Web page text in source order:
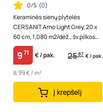
0/5 (0)
Keraminės sienų plytelės
CERSANIT Arno Light Grey, 20 x
60 cm, 1,080 m2/dėž., šv.pilkos
spalvos
971 € / pak. 2587 € / pak.
8,99 € / m²
Į krepšelį